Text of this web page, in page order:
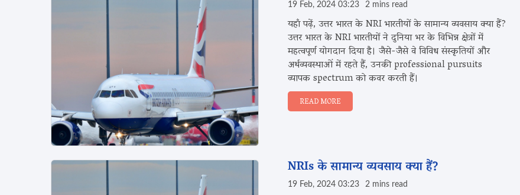
19 Feb, 2024 03:23 2 mins read
यहाँ पढ़ें, उत्तर भारत के NRI भारतीयों के सामान्य व्यवसाय क्या हैं?
उत्तर भारत के NRI भारतीयों ने दुनिया भर के विभिन्न क्षेत्रों में
महत्वपूर्ण योगदान दिया है। जैसे-जैसे वे विविध संस्कृतियों और
अर्थव्यवस्थाओं में रहते हैं, उनकी professional pursuits
व्यापक spectrum को कवर करती हैं।
READ MORE
NRIs के सामान्य व्यवसाय क्या हैं?
19 Feb, 2024 03:23 2 mins read